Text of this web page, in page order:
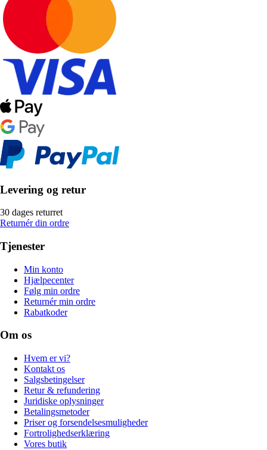
Levering og retur
30 dages returret
Returnér din ordre
Tjenester
Min konto
Hjælpecenter
Følg min ordre
Returnér min ordre
Rabatkoder
Om os
Hvem er vi?
Kontakt os
Salgsbetingelser
Retur & refundering
Juridiske oplysninger
Betalingsmetoder
Priser og forsendelsesmuligheder
Fortrolighedserklæring
Vores butik